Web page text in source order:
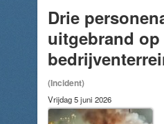
Drie
uitgebrand op
(Incident)
Vrijdag 5 juni 2026